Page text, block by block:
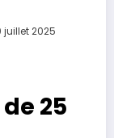
juillet 2025
25